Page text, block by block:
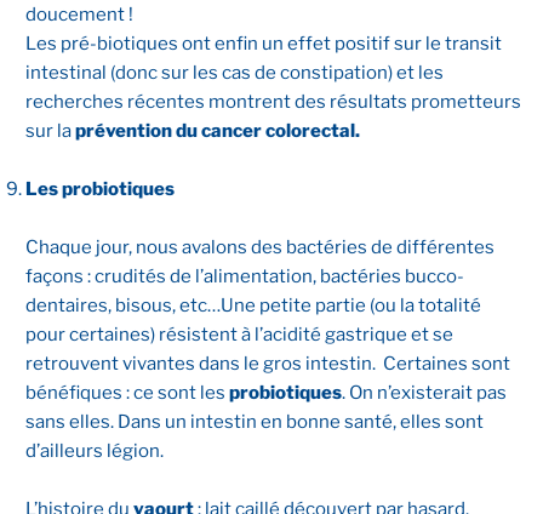
doucement !
Les pré-biotiques ont enfin un effet positif sur le transit
intestinal (donc sur les cas de constipation) et les
recherches récentes montrent des résultats prometteurs
sur laprévention du cancer colorectal.
Les probiotiques
Chaque jour, nous avalons des bactéries de différentes
façons : crudités de l’alimentation, bactéries bucco-
dentaires, bisous, etc…Une petite partie (ou la totalité
pour certaines) résistent à l’acidité gastrique et se
retrouvent vivantes dans le gros intestin. Certaines sont
bénéfiques : ce sont lesprobiotiques. On n’existerait pas
sans elles. Dans un intestin en bonne santé, elles sont
d’ailleurs légion.
L’histoire duyaourt: lait caillé découvert par hasard.